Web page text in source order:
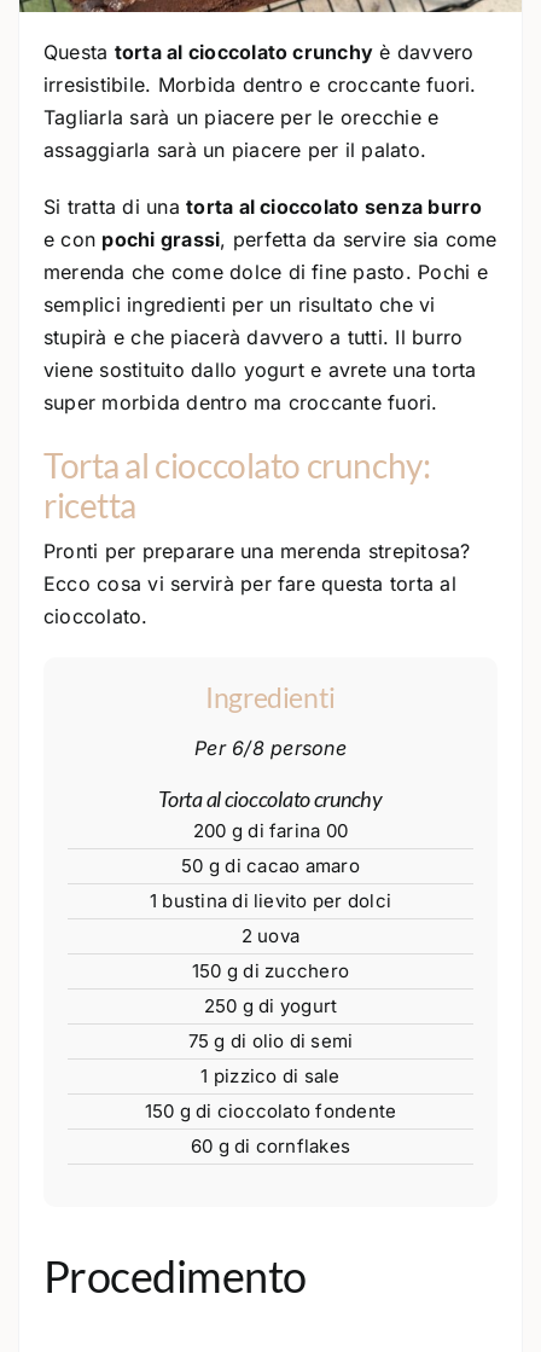
Questa torta al cioccolato crunchy è davvero
irresistibile. Morbida dentro e croccante fuori.
Tagliarla sarà un piacere per le orecchie e
assaggiarla sarà un piacere per il palato.
Si tratta di unatorta al cioccolato senza burro
e con pochi grassi, perfetta da servire sia come
merenda che come dolce di fine pasto. Pochi e
semplici ingredienti per un risultato che vi
stupirà e che piacerà davvero a tutti. Il burro
viene sostituito dallo yogurt e avrete una torta
super morbida dentro ma croccante fuori.
Torta al cioccolato crunchy:
ricetta
Pronti per preparare una merenda strepitosa?
Ecco cosa vi servirà per fare questa torta al
cioccolato.
Ingredienti
Per 6/8 persone
Torta al cioccolato crunchy
200 g di farina 00
50 g di cacao amaro
1 bustina di lievito per dolci
2 uova
150 g di zucchero
250 g di yogurt
75 g di olio di semi
1 pizzico di sale
150 g di cioccolato fondente
60 g di cornflakes
Procedimento